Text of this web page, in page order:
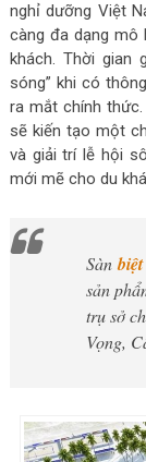
nghỉ dưỡng Việt
càng đa dạng mô
khách. Thời gian
sóng” khi có
ra mắt chính
sẽ kiến tạo một
và giải trí lễ hội
mới mẽ cho du
Sàn
sản
trụ sở
Vọng,